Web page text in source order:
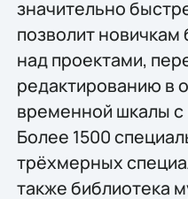
значительно
позволит новичкам
над проектами,
редактированию в
временной шкалы
Более 1500
трёхмерных
также библиотека